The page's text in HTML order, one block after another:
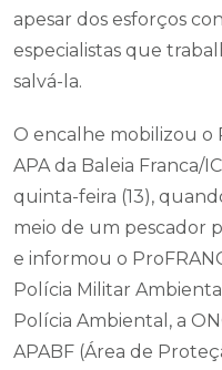
apesar dos esforços
especialistas que
salvá-la.
O encalhe mobilizou o
APA da Baleia Franca/
quinta-feira (13),
meio de um pescador
e informou o
Polícia Militar
Polícia Ambiental, a
APABF (Área de